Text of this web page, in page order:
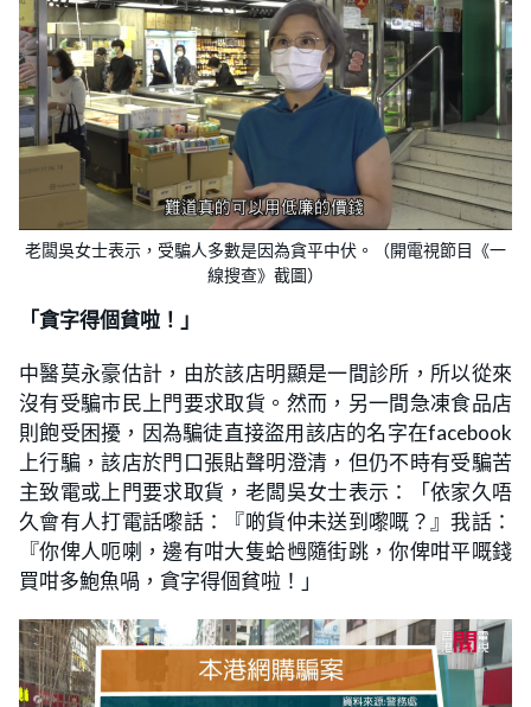
老闆吳女士表示，受騙人多數是因為貪平中伏。（開電視節目《一
線搜查》截圖）
「貪字得個貧啦！」
中醫莫永豪估計，由於該店明顯是一間診所，所以從來
沒有受騙市民上門要求取貨。然而，另一間急凍食品店
則飽受困擾，因為騙徒直接盜用該店的名字在facebook
上行騙，該店於門口張貼聲明澄清，但仍不時有受騙苦
主致電或上門要求取貨，老闆吳女士表示：「依家久唔
久會有人打電話嚟話：『啲貨仲未送到嚟嘅？』我話：
『你俾人呃喇，邊有咁大隻蛤乸隨街跳，你俾咁平嘅錢
買咁多鮑魚喎，貪字得個貧啦！」